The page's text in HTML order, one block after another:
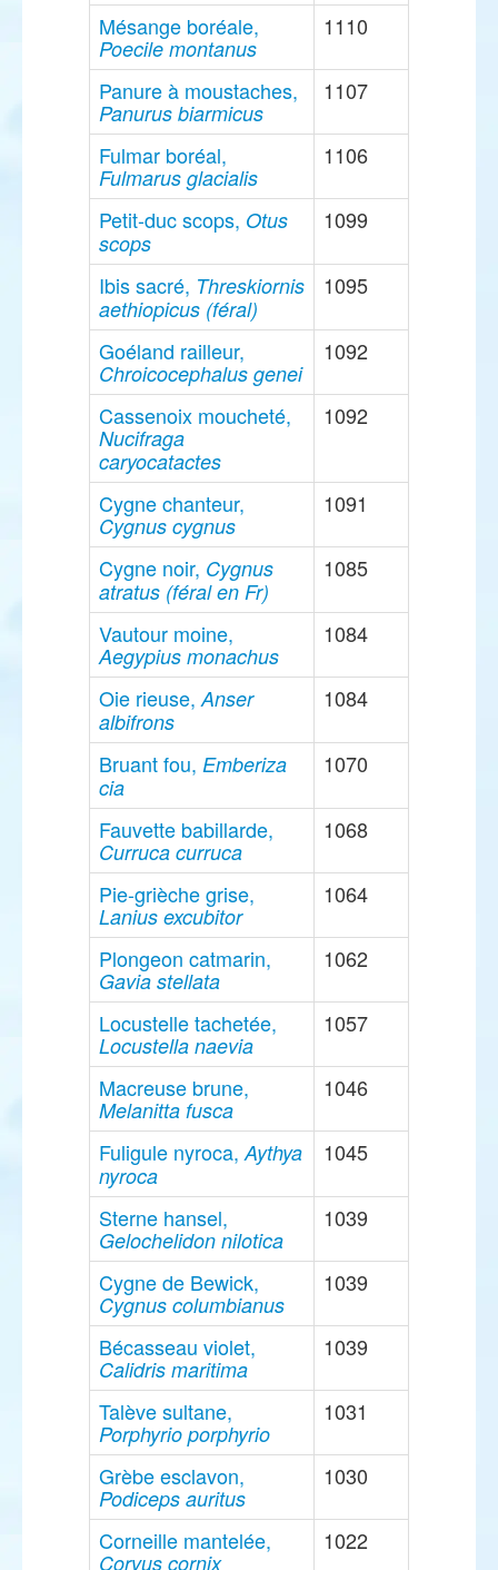
Mésange boréale,
Poecile montanus
1110
Panure à moustaches,
Panurus biarmicus
1107
Fulmar boréal,
Fulmarus glacialis
1106
Petit-duc scops, Otus
scops
1099
Ibis sacré, Threskiornis
aethiopicus (féral)
1095
Goéland railleur,
Chroicocephalus genei
1092
Cassenoix moucheté,
Nucifraga
caryocatactes
1092
Cygne chanteur,
Cygnus cygnus
1091
Cygne noir, Cygnus
atratus (féral en Fr)
1085
Vautour moine,
Aegypius monachus
1084
Oie rieuse,Anser
albifrons
1084
Bruant fou, Emberiza
cia
1070
Fauvette babillarde,
Curruca curruca
1068
Pie-grièche grise,
Lanius excubitor
1064
Plongeon catmarin,
Gavia stellata
1062
Locustelle tachetée,
Locustella naevia
1057
Macreuse brune,
Melanitta fusca
1046
Fuligule nyroca,Aythya
nyroca
1045
Sterne hansel,
Gelochelidon nilotica
1039
Cygne de Bewick,
Cygnus columbianus
1039
Bécasseau violet,
Calidris maritima
1039
Talève sultane,
Porphyrio porphyrio
1031
Grèbe esclavon,
Podiceps auritus
1030
Corneille mantelée,
Corvus cornix
1022